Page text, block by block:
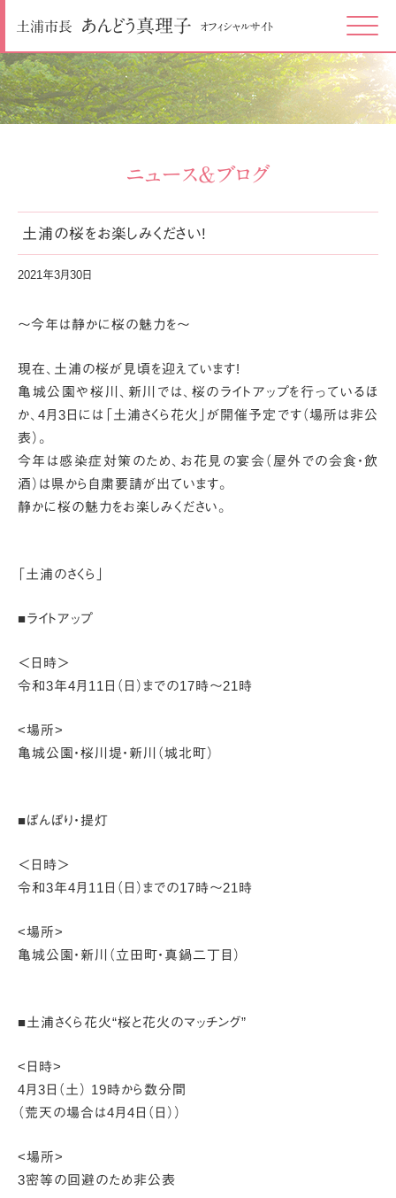
土浦市長 あんどう真理子 オフィシャルサイト Click
ニュース＆ブログ
土浦の桜をお楽しみください!
2021年3月30日
～今年は静かに桜の魅力を～
現在、土浦の桜が見頃を迎えています!
亀城公園や桜川、新川では、桜のライトアップを行っているほ
か、4月3日には「土浦さくら花火」が開催予定です（場所は非公
表）。
今年は感染症対策のため、お花見の宴会（屋外での会食・飲
酒）は県から自粛要請が出ています。
静かに桜の魅力をお楽しみください。
「土浦のさくら」
■ライトアップ
＜日時＞
令和3年4月11日（日）までの17時～21時
<場所>
亀城公園・桜川堤・新川（城北町）
■ぼんぼり・提灯
＜日時＞
令和3年4月11日（日）までの17時～21時
<場所>
亀城公園・新川（立田町・真鍋二丁目）
■土浦さくら花火“桜と花火のマッチング”
<日時>
4月3日（土） 19時から数分間
（荒天の場合は4月4日（日））
<場所>
3密等の回避のため非公表